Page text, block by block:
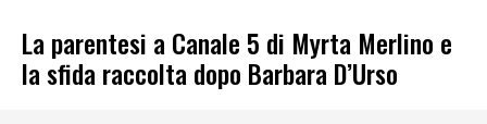
La parentesi a Canale 5 di Myrta Merlino e
la sfida raccolta dopo Barbara D’Urso